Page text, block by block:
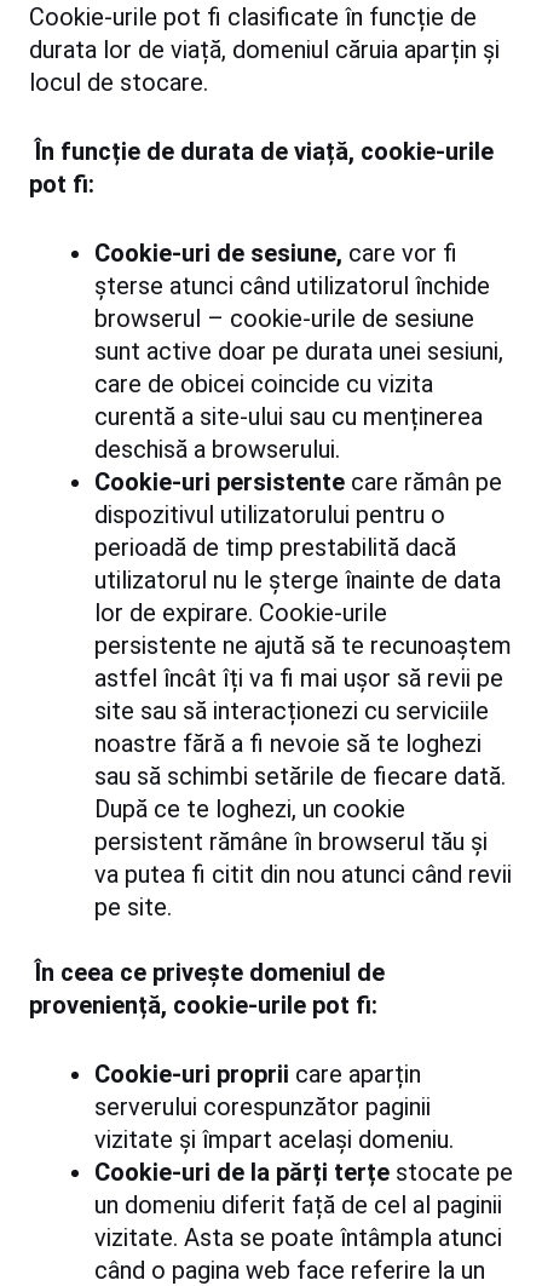
Cookie-urile pot fi clasificate în funcție de
durata lor de viață, domeniul căruia aparțin și
locul de stocare.
În funcție de durata de viață, cookie-urile
pot fi:
Cookie-uri de sesiune, care vor fi
șterse atunci când utilizatorul închide
browserul – cookie-urile de sesiune
sunt active doar pe durata unei sesiuni,
care de obicei coincide cu vizita
curentă a site-ului sau cu menținerea
deschisă a browserului.
Cookie-uri persistente care rămân pe
dispozitivul utilizatorului pentru o
perioadă de timp prestabilită dacă
utilizatorul nu le șterge înainte de data
lor de expirare. Cookie-urile
persistente ne ajută să te recunoaștem
astfel încât îți va fi mai ușor să revii pe
site sau să interacționezi cu serviciile
noastre fără a fi nevoie să te loghezi
sau să schimbi setările de fiecare dată.
După ce te loghezi, un cookie
persistent rămâne în browserul tău și
va putea fi citit din nou atunci când revii
pe site.
În ceea ce privește domeniul de
proveniență, cookie-urile pot fi:
Cookie-uri proprii care aparțin
serverului corespunzător paginii
vizitate și împart același domeniu.
Cookie-uri de la părți terțe stocate pe
un domeniu diferit față de cel al paginii
vizitate. Asta se poate întâmpla atunci
când o pagina web face referire la un